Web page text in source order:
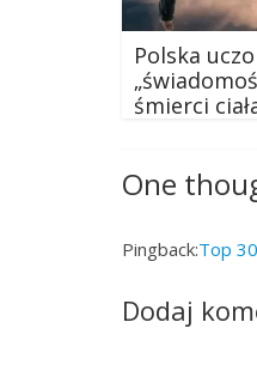
Polska
śmierci
One
Pingback:Top
Dodaj